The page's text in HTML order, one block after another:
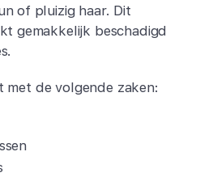
of pluizig haar. Dit
gemakkelijk beschadigd
met de volgende zaken: